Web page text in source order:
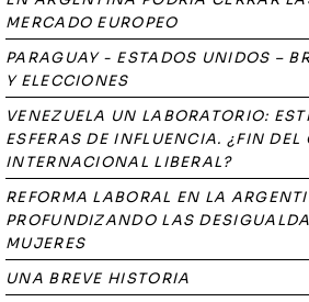
MERCADO EUROPEO
PARAGUAY - ESTADOS UNIDOS –
Y ELECCIONES
VENEZUELA UN LABORATORIO:
ESFERAS DE INFLUENCIA. ¿FIN DEL
INTERNACIONAL LIBERAL?
REFORMA LABORAL EN LA
PROFUNDIZANDO LAS
MUJERES
UNA BREVE HISTORIA